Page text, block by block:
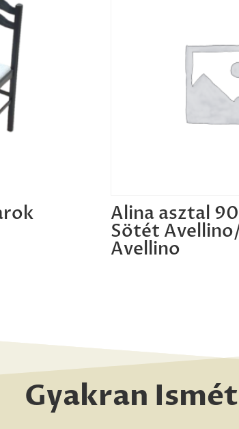
Alina asztal
Sötét
Avellino
Gyakran